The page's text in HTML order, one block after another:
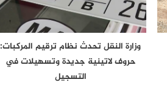
وزارة النقل تحدث نظام ترقيم المركبات:
حروف لاتينية جديدة وتسهيلات في
التسجيل